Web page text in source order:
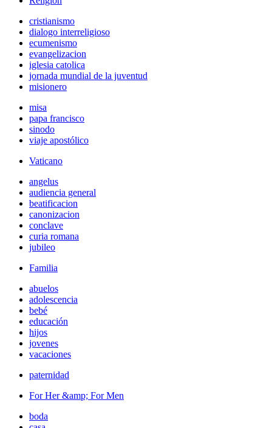
cristianismo
dialogo interreligioso
ecumenismo
evangelizacion
iglesia catolica
jornada mundial de la juventud
misionero
misa
papa francisco
sinodo
viaje apostólico
Vaticano
angelus
audiencia general
beatificacion
canonizacion
conclave
curia romana
jubileo
Familia
abuelos
adolescencia
bebé
educación
hijos
jovenes
vacaciones
paternidad
For Her &amp; For Men
boda